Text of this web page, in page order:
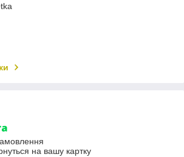
на вашу картку